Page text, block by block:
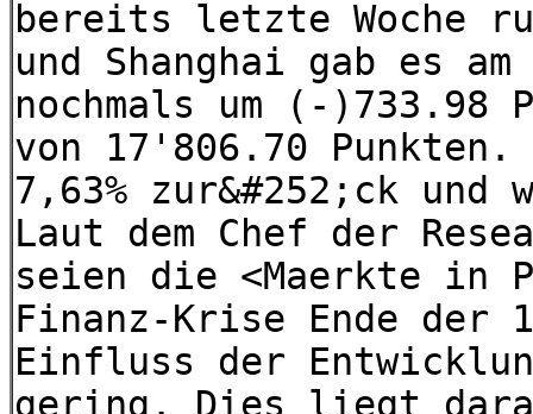
bereits letzte Woche
und Shanghai gab es
nochmals um (-)733.98
von 17'806.70
7,63% zur&#252;ck
Laut dem Chef der
seien die <Maerkte in
Finanz-Krise Ende der
Einfluss der
gering. Dies liegt